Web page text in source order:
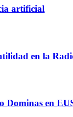
artificial
en la
Dominas en